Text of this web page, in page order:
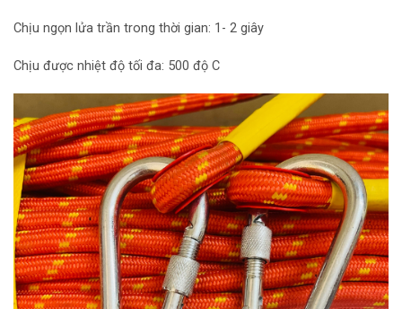
Chịu ngọn lửa trần trong thời gian: 1- 2 giây
Chịu được nhiệt độ tối đa: 500 độ C